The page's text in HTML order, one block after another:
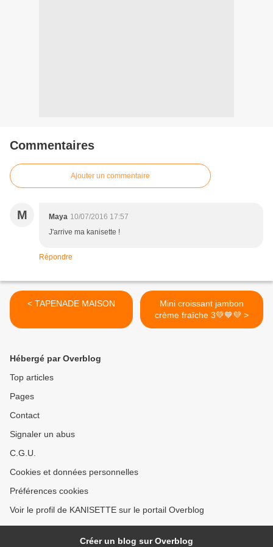
Commentaires
Ajouter un commentaire
M Maya 10/07/2016 17:57
J'arrive ma kanisette !
Répondre
< TAPENADE MAISON
Mini croissant jambon
crème fraîche 3💚💙💜 >
Hébergé par Overblog
Top articles
Pages
Contact
Signaler un abus
C.G.U.
Cookies et données personnelles
Préférences cookies
Voir le profil de KANISETTE sur le portail Overblog
Créer un blog sur Overblog